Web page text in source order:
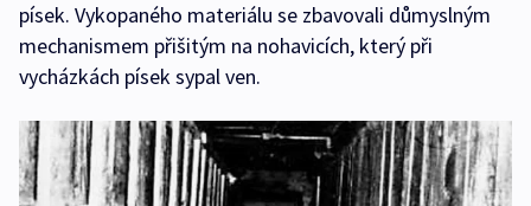
písek. Vykopaného materiálu se zbavovali důmyslným
mechanismem přišitým na nohavicích, který při
vycházkách písek sypal ven.